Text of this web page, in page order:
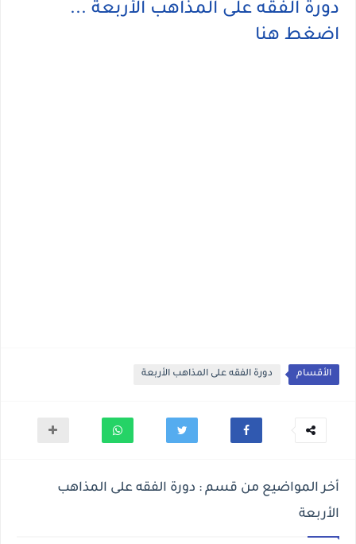
دورة الفقه على المذاهب الأربعة ...
اضغط هنا
الأقسام دورة الفقه على المذاهب الأربعة
أخر المواضيع من قسم : دورة الفقه على المذاهب
الأربعة